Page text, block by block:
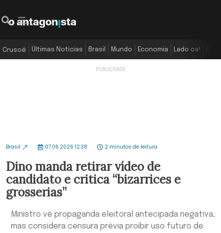
Crusoé Últimas Notícias Brasil Mundo Economia Lado oa!
Brasil 07.06.2026 12:38 2 minutos de leitura
Dino manda retirar vídeo de
candidato e critica “bizarrices e
grosserias”
Ministro vê propaganda eleitoral antecipada negativa,
mas considera censura prévia proibir uso futuro de